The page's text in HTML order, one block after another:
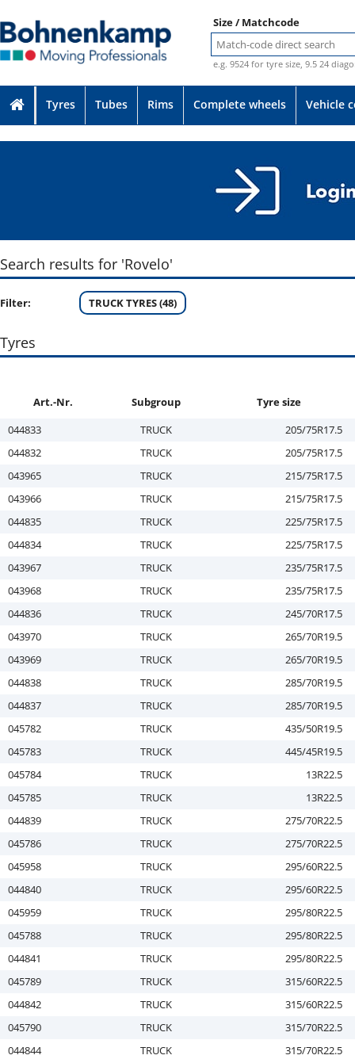
Size / Matchcode
e.g. 9524 for tyre size, 9.5 24
Tyres Tubes Rims Complete wheels Vehicle
Search results for 'Rovelo'
Filter: TRUCK TYRES (48)
Tyres
Art.-Nr. Subgroup
Tyre size
044833
TRUCK
205/75R17.5
044832
TRUCK
205/75R17.5
043965
TRUCK
215/75R17.5
043966
TRUCK
215/75R17.5
044835
TRUCK
225/75R17.5
044834
TRUCK
225/75R17.5
043967
TRUCK
235/75R17.5
043968
TRUCK
235/75R17.5
044836
TRUCK
245/70R17.5
043970
TRUCK
265/70R19.5
043969
TRUCK
265/70R19.5
044838
TRUCK
285/70R19.5
044837
TRUCK
285/70R19.5
045782
TRUCK
435/50R19.5
045783
TRUCK
445/45R19.5
045784
TRUCK
13R22.5
045785
TRUCK
13R22.5
044839
TRUCK
275/70R22.5
045786
TRUCK
275/70R22.5
045958
TRUCK
295/60R22.5
044840
TRUCK
295/60R22.5
045959
TRUCK
295/80R22.5
045788
TRUCK
295/80R22.5
044841
TRUCK
295/80R22.5
045789
TRUCK
315/60R22.5
044842
TRUCK
315/60R22.5
045790
TRUCK
315/70R22.5
044844
TRUCK
315/70R22.5